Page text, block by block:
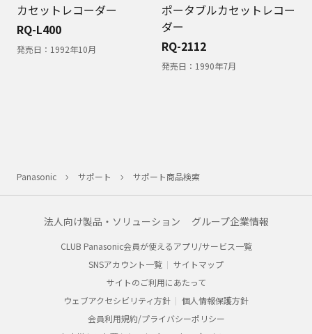
カセットレコーダー
RQ-L400
発売日： 1992年10月
ポータブルカセットレコー
ダー
RQ-2112
発売日： 1990年7月
Panasonic サポート サポート商品検索
法人向け製品・ソリューション グループ企業情報
CLUB Panasonic会員が使えるアプリ/サービス一覧
SNSアカウント一覧
サイトマップ
サイトのご利用にあたって
ウェブアクセシビリティ方針
個人情報保護方針
会員利用規約/プライバシーポリシー